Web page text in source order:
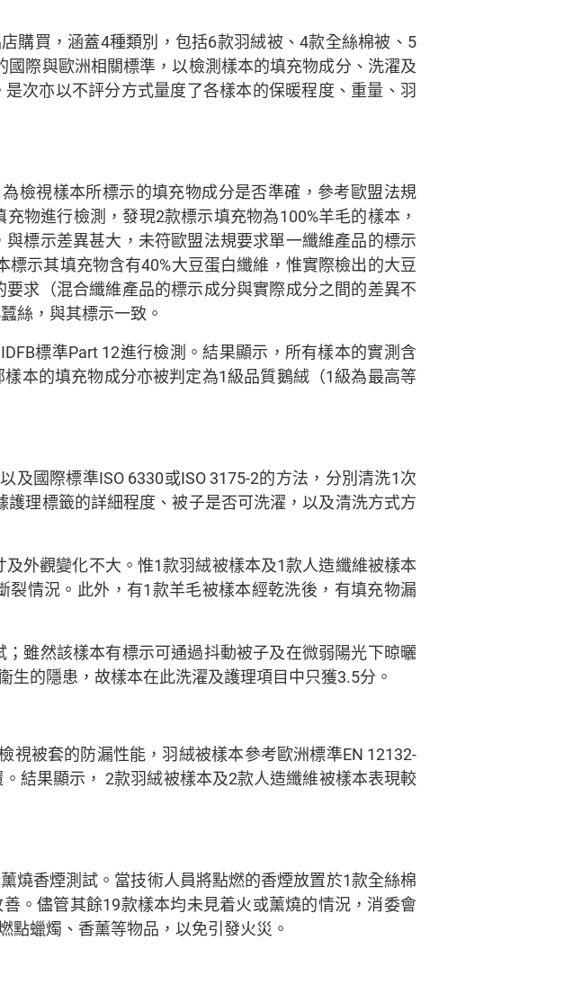
購買，涵蓋4種類別，包括6款羽絨被、4款全絲棉被、5
際與歐洲相關標準，以檢測樣本的填充物成分、洗濯及
次亦以不評分方式量度了各樣本的保暖程度、重量、羽
檢視樣本所標示的填充物成分是否準確，參考歐盟法規
物進行檢測，發現2款標示填充物為100%羊毛的樣本，
標示差異甚大，未符歐盟法規要求單一纖維產品的標示
示其填充物含有40%大豆蛋白纖維，惟實際檢出的大豆
求（混合纖維產品的標示成分與實際成分之間的差異不
絲，與其標示一致。
標準Part 12進行檢測。結果顯示，所有樣本的實測含
本的填充物成分亦被判定為1級品質鵝絨（1級為最高等
國際標準ISO 6330或ISO 3175-2的方法，分別清洗1次
理標籤的詳細程度、被子是否可洗濯，以及清洗方式方
外觀變化不大。惟1款羽絨被樣本及1款人造纖維被樣本
情況。此外，有1款羊毛被樣本經乾洗後，有填充物漏
雖然該樣本有標示可通過抖動被子及在微弱陽光下晾曬
的隱患，故樣本在此洗濯及護理項目中只獲3.5分。
視被套的防漏性能，羽絨被樣本參考歐洲標準EN 12132-
結果顯示， 2款羽絨被樣本及2款人造纖維被樣本表現較
燒香煙測試。當技術人員將點燃的香煙放置於1款全絲棉
。儘管其餘19款樣本均未見着火或薰燒的情況，消委會
蠟燭、香薰等物品，以免引發火災。